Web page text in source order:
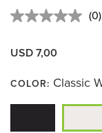
No
(0)
USD 7,00
COLOR: Classic